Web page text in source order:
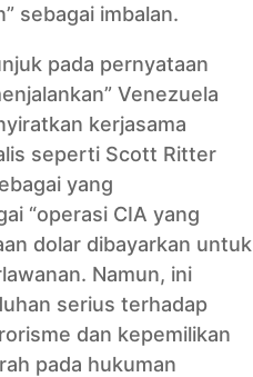
sebagai imbalan.
pada pernyataan
Venezuela
kerjasama
seperti Scott Ritter
yang
“operasi CIA yang
dolar dibayarkan untuk
Namun, ini
serius terhadap
dan kepemilikan
pada hukuman